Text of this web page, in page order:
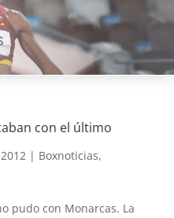
con el último
| Boxnoticias,
pudo con Monarcas. La